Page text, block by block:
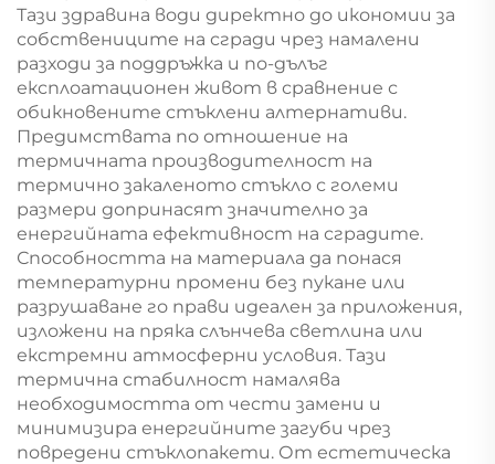
Тази здравина води директно до икономии за
собствениците на сгради чрез намалени
разходи за поддръжка и по-дълъг
експлоатационен живот в сравнение с
обикновените стъклени алтернативи.
Предимствата по отношение на
термичната производителност на
термично закаленото стъкло с големи
размери допринасят значително за
енергийната ефективност на сградите.
Способността на материала да понася
температурни промени без пукане или
разрушаване го прави идеален за приложения,
изложени на пряка слънчева светлина или
екстремни атмосферни условия. Тази
термична стабилност намалява
необходимостта от чести замени и
минимизира енергийните загуби чрез
повредени стъклопакети. От естетическа